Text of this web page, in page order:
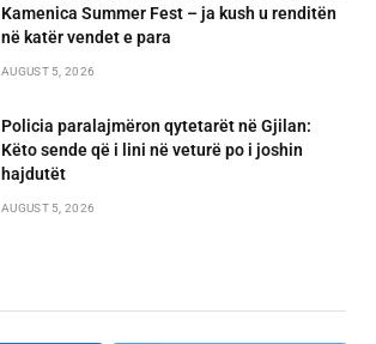
Kamenica Summer Fest – ja kush u renditën
në katër vendet e para
AUGUST 5, 2026
Policia paralajmëron qytetarët në Gjilan:
Këto sende që i lini në veturë po i joshin
hajdutët
AUGUST 5, 2026